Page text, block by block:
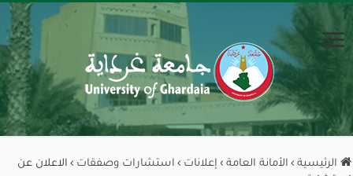
الرئيسية › الأمانة العامة › إعلانات › استشارات وصفقات › الاعلان عن